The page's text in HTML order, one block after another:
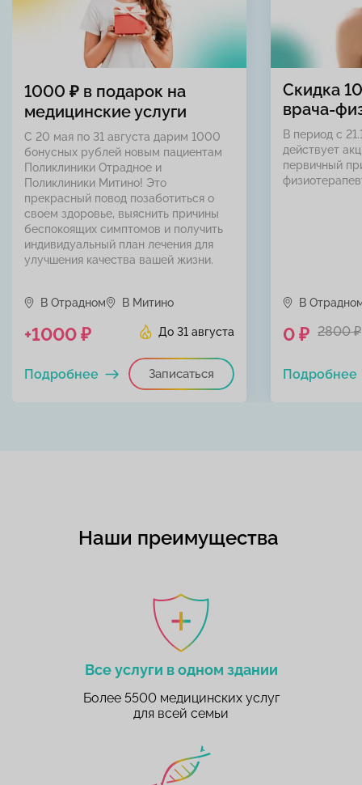
1000 ₽ в подарок на
медицинские услуги
С 20 мая по 31 августа дарим 1000
бонусных рублей новым пациентам
Поликлиники Отрадное и
Поликлиники Митино! Это
прекрасный повод позаботиться о
своем здоровье, выяснить причины
беспокоящих симптомов и получить
индивидуальный план лечения для
улучшения качества вашей жизни.
В Отрадном В Митино
До 31 августа
+1000 ₽
Записаться
Подробнее
Скидка
врача-
В период с
действует
первичный
В
0 ₽ 2800 ₽
Подробнее
Наши преимущества
Все услуги в одном здании
Более 5500 медицинских услуг
для всей семьи